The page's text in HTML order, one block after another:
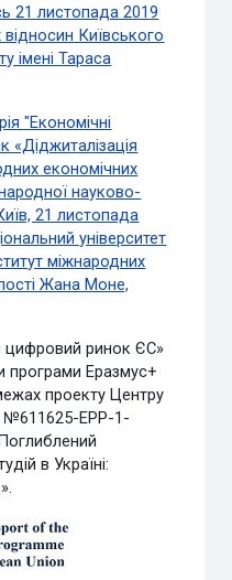
21 листопада 2019
відносин Київського
імені Тараса
"Економічні
«Діджиталізація
економічних
науково-
21 листопада
університет
міжнародних
Жана Моне,
цифровий ринок ЄС»
програми Еразмус+
проекту Центру
EPP-1-
в Україні: